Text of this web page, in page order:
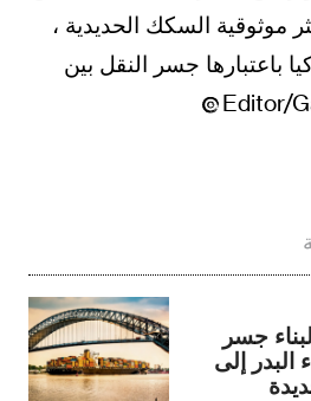
موثوقية السكك الحديدية ،
باعتبارها جسر النقل بين
جسر
البدر إلى